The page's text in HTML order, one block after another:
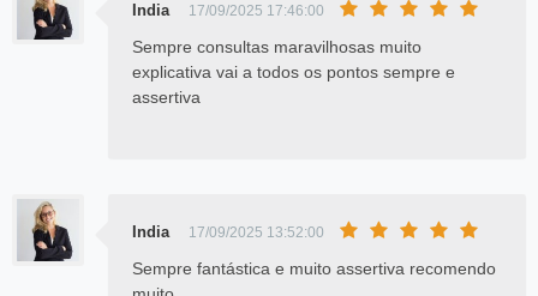
India 17/09/2025 17:46:00
Sempre consultas maravilhosas muito
explicativa vai a todos os pontos sempre e
assertiva
India 17/09/2025 13:52:00
Sempre fantástica e muito assertiva recomendo